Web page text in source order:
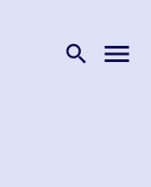
search menu